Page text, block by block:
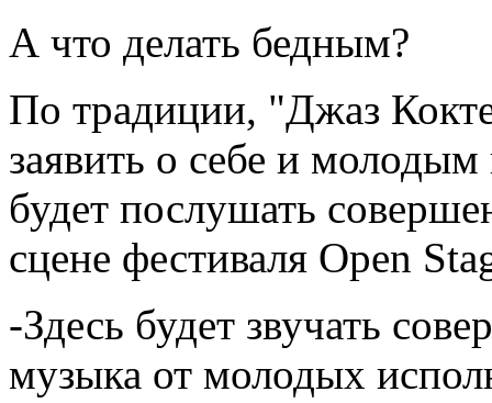
А что делать бедным?
По традиции, "Джаз
заявить о себе и
будет послушать
сцене фестиваля Open
-Здесь будет звучать
музыка от молодых